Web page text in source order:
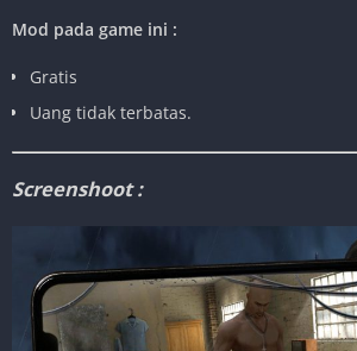
Mod pada game ini :
Gratis
Uang tidak terbatas.
Screenshoot :